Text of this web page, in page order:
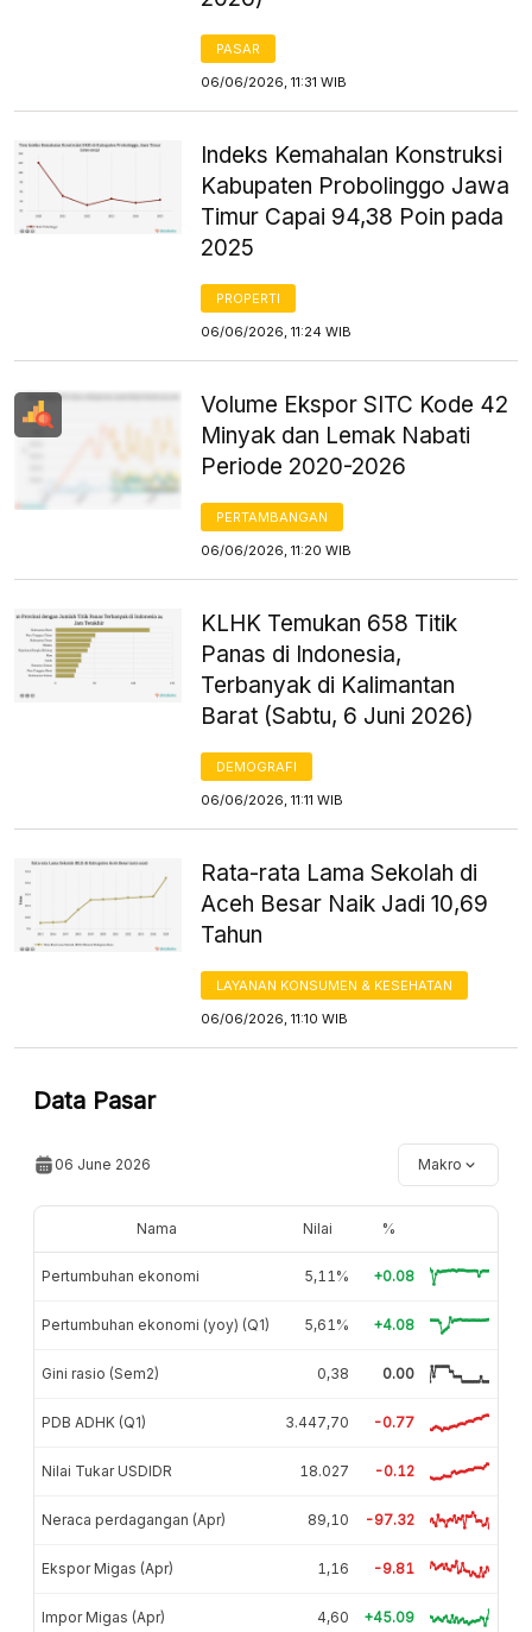
PASAR
06/06/2026, 11:31 WIB
Indeks Kemahalan Konstruksi
Kabupaten Probolinggo Jawa
Timur Capai 94,38 Poin pada
2025
PROPERTI
06/06/2026, 11:24 WIB
Volume Ekspor SITC Kode 42
Minyak dan Lemak Nabati
Periode 2020-2026
PERTAMBANGAN
06/06/2026, 11:20 WIB
KLHK Temukan 658 Titik
Panas di Indonesia,
Terbanyak di Kalimantan
Barat (Sabtu, 6 Juni 2026)
DEMOGRAFI
06/06/2026, 11:11 WIB
Rata-rata Lama Sekolah di
Aceh Besar Naik Jadi 10,69
Tahun
LAYANAN KONSUMEN & KESEHATAN
06/06/2026, 11:10 WIB
Data Pasar
06 June 2026 Makro
Nama Nilai %
Pertumbuhan ekonomi 5,11% +0.08
Pertumbuhan ekonomi (yoy) (Q1) 5,61% +4.08
Gini rasio (Sem2) 0,38 0.00
PDB ADHK (Q1) 3.447,70 -0.77
Nilai Tukar USDIDR 18.027 -0.12
Neraca perdagangan (Apr) 89,10 -97.32
Ekspor Migas (Apr) 1,16 -9.81
Impor Migas (Apr) 4,60 +45.09